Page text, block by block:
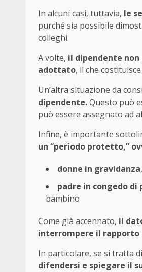
In alcuni casi, tuttavia, le
purché sia possibile
colleghi.
A volte, il dipendente
adottato, il che
Un’altra situazione da
dipendente.Questo può
può essere assegnato ad
Infine, è importante
un “periodo protetto,”
donne in gravidanza
padre in congedo
bambino
Come già accennato, il
interrompere il rapporto
In particolare, se si tratta di
difendersi e spiegare il